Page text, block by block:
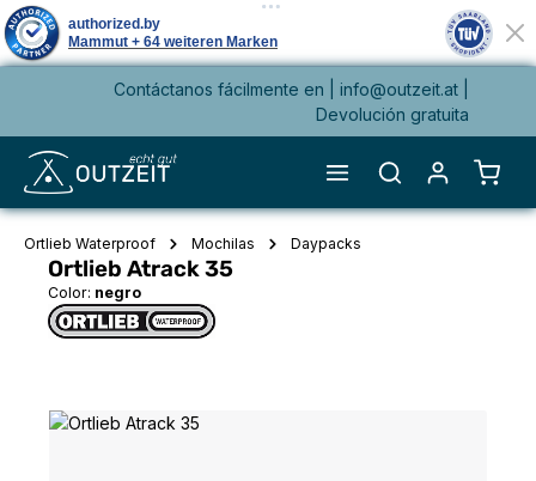
principalContáctanos fácilmente en | info@outzeit.at
Devolución gratuita
El
Ortlieb Waterproof Mochilas Daypacks
Ortlieb Atrack 35
Color: negro
Omitir galería de imágenes